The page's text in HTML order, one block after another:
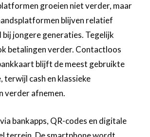
groeien niet verder, maar
blijven relatief
bij jongere generaties. Tegelijk
betalingen verder. Contactloos
blijft de meest gebruikte
terwijl cash en klassieke
verder afnemen.
bankapps, QR-codes en digitale